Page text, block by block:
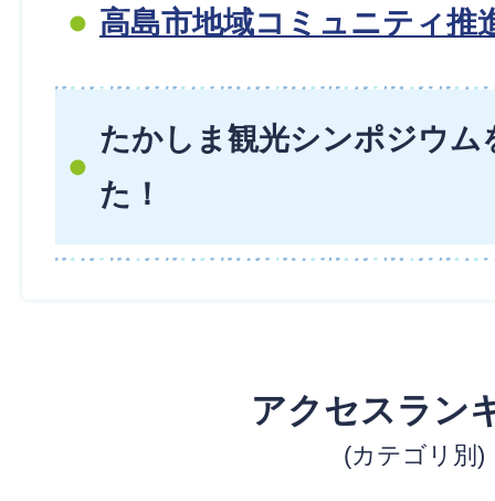
高島市地域コミュニティ推
たかしま観光シンポジウム
た！
アクセスラン
(カテゴリ別)